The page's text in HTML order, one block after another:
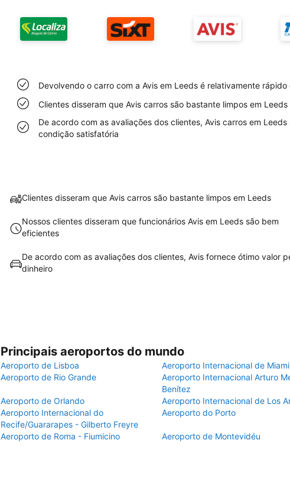
Devolvendo o carro com a Avis em Leeds é relativamente rápido
Clientes disseram que Avis carros são bastante limpos em Leeds
De acordo com as avaliações dos clientes, Avis carros em Leeds
condição satisfatória
Clientes disseram que Avis carros são bastante limpos em Leeds
Nossos clientes disseram que funcionários Avis em Leeds são bem
eficientes
De acordo com as avaliações dos clientes, Avis fornece ótimo valor
dinheiro
Principais aeroportos do mundo
Aeroporto de Lisboa
Aeroporto Internacional de Miami
Aeroporto de Rio Grande
Aeroporto Internacional Arturo
Benítez
Aeroporto de Orlando
Aeroporto Internacional de Los
Aeroporto Internacional do
Recife/Guararapes - Gilberto Freyre
Aeroporto do Porto
Aeroporto de Roma - Fiumicino Aeroporto de Montevidéu